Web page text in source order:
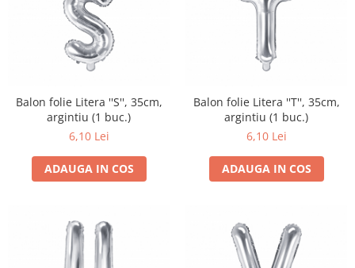
Balon folie Litera ''S'', 35cm,
argintiu (1 buc.)
6,10 Lei
ADAUGA IN COS
Balon folie Litera ''T'', 35cm,
argintiu (1 buc.)
6,10 Lei
ADAUGA IN COS